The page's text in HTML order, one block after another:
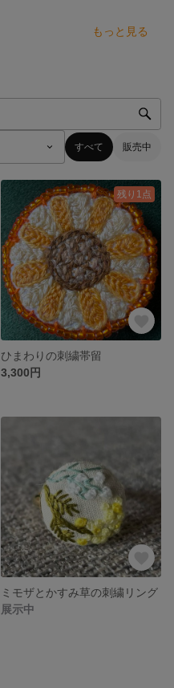
もっと見る
すべて 販売中
残り1点
ひまわりの刺繍帯留
3,300円
ミモザとかすみ草の刺繍リング
展示中